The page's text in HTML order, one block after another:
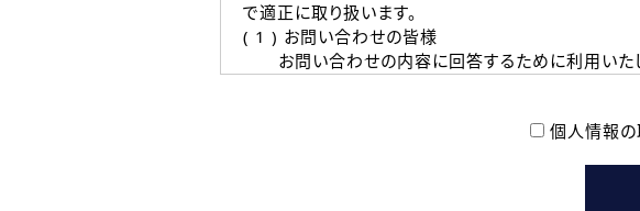
で適正に取り扱います。
( 1 ) お問い合わせの皆様
お問い合わせの内容に回答するために利用いたし
本登録に関するご連絡および本登録時の参考情
個人情報の